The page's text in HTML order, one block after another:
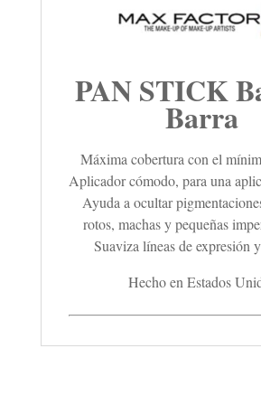
PAN STICK
Barra
Máxima cobertura con el
Aplicador cómodo, para una
Ayuda a ocultar
rotos, machas y pequeñas
Suaviza líneas de expresión
Hecho en Estados